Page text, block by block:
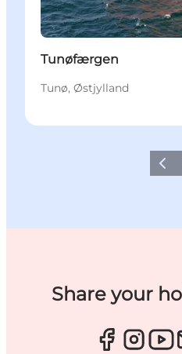
Tunøfærgen
Tunø, Østjylland
Share your